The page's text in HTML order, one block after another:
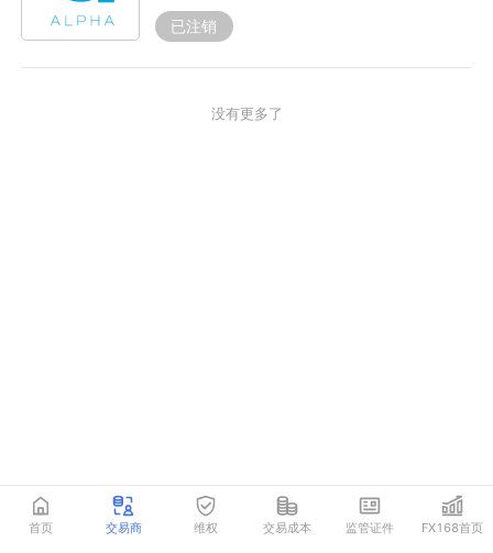
已注销
没有更多了
首页 交易商 维权 交易成本 监管证件 FX168首页